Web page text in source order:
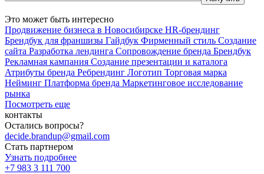
Это может быть интересно
Продвижение бизнеса в Новосибирске HR-брендинг
Брендбук для франшизы Гайдбук Фирменный стиль Создание
сайта Разработка лендинга Сопровождение бренда Брендбук
Рекламная кампания Создание презентации и каталога
Атрибуты бренда Ребрендинг Логотип Торговая марка
Нейминг Платформа бренда Маркетинговое исследование
рынка
Посмотреть еще
контакты
Остались вопросы?
decide.brandup@gmail.com
Стать партнером
Узнать подробнее
+7 983 3 111 700